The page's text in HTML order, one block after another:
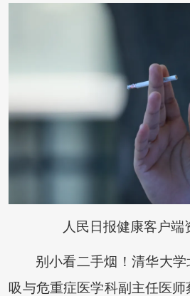
人民日报健康客户
别小看二手烟！清华大
吸与危重症医学科副主任医